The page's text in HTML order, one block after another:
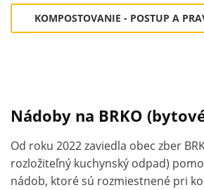
KOMPOSTOVANIE - POSTUP A
Nádoby na BRKO
Od roku 2022 zaviedla obec zber
rozložiteľný kuchynský odpad)
nádob, ktoré sú rozmiestnené pri